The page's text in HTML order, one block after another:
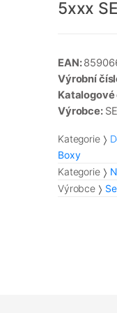
5xxx
EAN:
Výrobní
Katalogové
Výrobce:
Kategorie
Boxy
Kategorie
Výrobce